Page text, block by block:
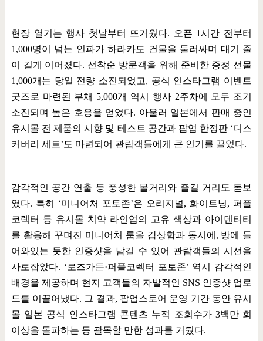
현장 열기는 행사 첫날부터 뜨거웠다. 오픈 1시간 전부터
1,000명이 넘는 인파가 하라카도 건물을 둘러싸며 대기 줄
이 길게 이어졌다. 선착순 방문객을 위해 준비한 증정 선물
1,000개는 당일 전량 소진되었고, 공식 인스타그램 이벤트
굿즈로 마련된 부채 5,000개 역시 행사 2주차에 모두 조기
소진되며 높은 호응을 얻었다. 아울러 일본에서 판매 중인
유시몰 전 제품의 시향 및 테스트 공간과 팝업 한정판 ‘디스
커버리 세트’도 마련되어 관람객들에게 큰 인기를 끌었다.
감각적인 공간 연출 등 풍성한 볼거리와 즐길 거리도 돋보
였다. 특히 ‘미니어처 포토존’은 오리지널, 화이트닝, 퍼플
코렉터 등 유시몰 치약 라인업의 고유 색상과 아이덴티티
를 활용해 꾸며진 미니어처 룸을 감상함과 동시에 , 방에 들
어와있는 듯한 인증샷을 남길 수 있어 관람객들의 시선을
사로잡았다. ‘로즈가든·퍼플코렉터 포토존’ 역시 감각적인
배경을 제공하며 현지 고객들의 자발적인 SNS 인증샷 업로
드를 이끌어냈다. 그 결과, 팝업스토어 운영 기간 동안 유시
몰 일본 공식 인스타그램 콘텐츠 누적 조회수가 3백만 회
이상을 돌파하는 등 괄목할 만한 성과를 거뒀다.